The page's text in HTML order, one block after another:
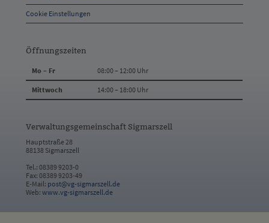
Cookie Einstellungen
Öffnungszeiten
Mo – Fr 08:00 – 12:00 Uhr
Mittwoch 14:00 – 18:00 Uhr
Verwaltungsgemeinschaft Sigmarszell
Hauptstraße 28
88138 Sigmarszell
Tel.: 08389 9203-0
Fax: 08389 9203-49
E-Mail: post@vg-sigmarszell.de
Web:www.vg-sigmarszell.de